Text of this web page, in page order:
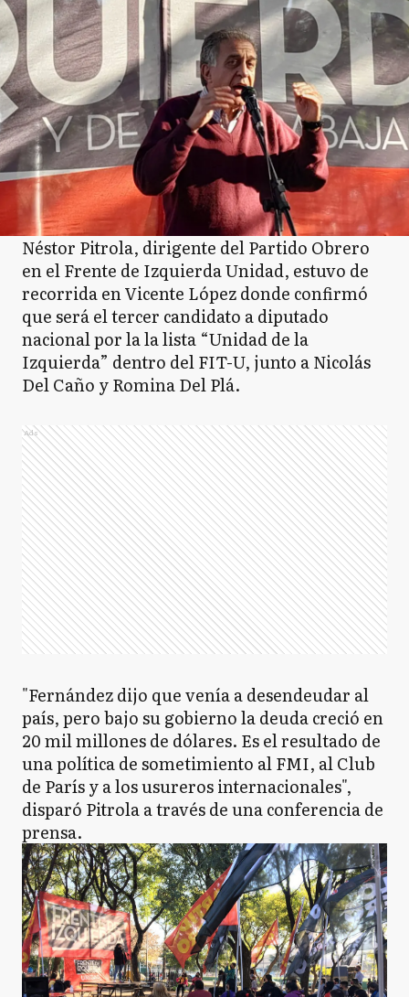
Néstor Pitrola, dirigente del Partido Obrero
en el Frente de Izquierda Unidad, estuvo de
recorrida en Vicente López donde confirmó
que será el tercer candidato a diputado
nacional por la la lista “Unidad de la
Izquierda” dentro del FIT-U, junto a Nicolás
Del Caño y Romina Del Plá.
Ads
"Fernández dijo que venía a desendeudar al
país, pero bajo su gobierno la deuda creció en
20 mil millones de dólares. Es el resultado de
una política de sometimiento al FMI, al Club
de París y a los usureros internacionales",
disparó Pitrola a través de una conferencia de
prensa.